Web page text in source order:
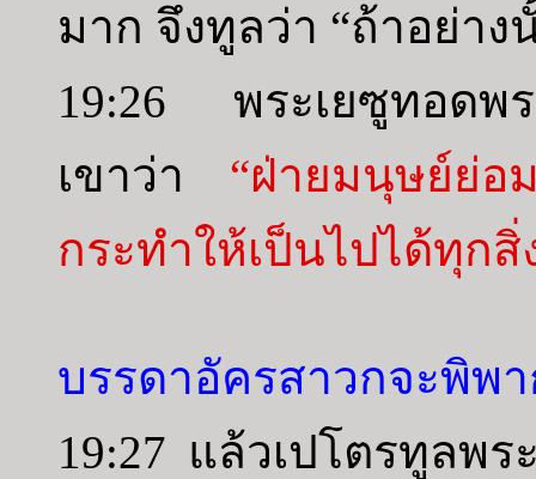
มาก จึงทูลว่า “ถ้าอย่าง
19:26 พระเยซูทอดพ
เขาว่า “ฝ่ายมนุษย์ย่อ
กระทำให้เป็นไปได้ทุกสิ่
บรรดาอัครสาวกจะพิพ
19:27 แล้วเปโตรทูลพ